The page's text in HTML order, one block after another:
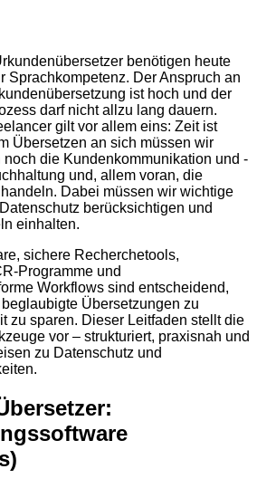
benötigen heute
Sprachkompetenz. Der Anspruch an
ist hoch und der
darf nicht allzu lang dauern.
gilt vor allem eins: Zeit ist
Übersetzen an sich müssen wir
die Kundenkommunikation und -
und, allem voran, die
Dabei müssen wir wichtige
berücksichtigen und
einhalten.
sichere Recherchetools,
und
Workflows sind entscheidend,
Übersetzungen zu
zu sparen. Dieser Leitfaden stellt die
vor – strukturiert, praxisnah und
zu Datenschutz und